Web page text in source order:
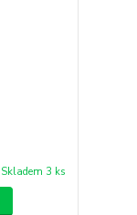
Skladem 3 ks